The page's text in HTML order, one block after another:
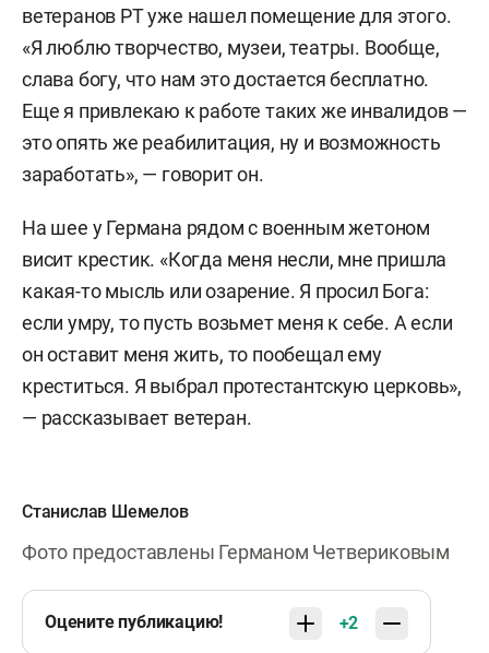
Название банка: ООО «Банк Точка»
БИК: 044525104
Корреспондентский счет:
30101810745374525104
ОБЩЕСТВЕННАЯ ОРГАНИЗАЦИЯ
«СОДРУЖЕСТВО ВОИНОВ-ВЕТЕРАНОВ
РЕСПУБЛИКИ ТАТАРСТАН»
ИНН: 1685021032
ветеранов РТ уже нашел помещение для этого.
«Я люблю творчество, музеи, театры. Вообще,
слава богу, что нам это достается бесплатно.
Еще я привлекаю к работе таких же инвалидов —
это опять же реабилитация, ну и возможность
заработать», — говорит он.
На шее у Германа рядом с военным жетоном
висит крестик. «Когда меня несли, мне пришла
какая-то мысль или озарение. Я просил Бога:
если умру, то пусть возьмет меня к себе. А если
он оставит меня жить, то пообещал ему
креститься. Я выбрал протестантскую церковь»,
— рассказывает ветеран.
Станислав Шемелов
Фото предоставлены Германом Четвериковым
Оцените публикацию! +2